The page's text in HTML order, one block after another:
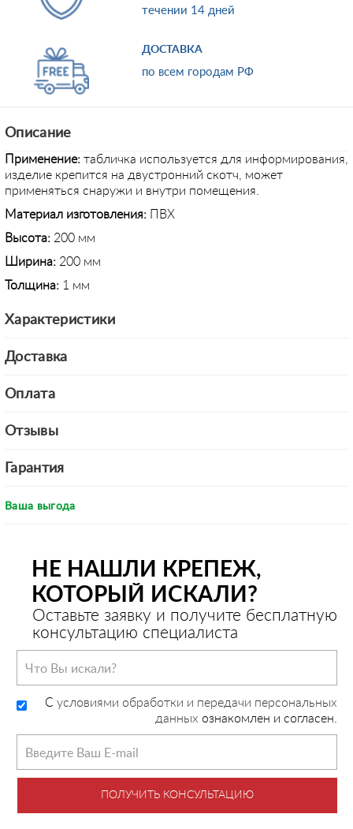
течении 14 дней
ДОСТАВКА
по всем городам РФ
Описание
Применение: табличка используется для информирования,
изделие крепится на двустронний скотч, может
применяться снаружи и внутри помещения.
Материал изготовления:
ПВХ
Высота: 200 мм
Ширина: 200 мм
Толщина: 1 мм
Характеристики
Доставка
Оплата
Отзывы
Гарантия
Ваша выгода
НЕ НАШЛИ КРЕПЕЖ,
КОТОРЫЙ ИСКАЛИ?
Оставьте заявку и получите бесплатную
консультацию специалиста
C условиями обработки и передачи персональных
данных ознакомлен и согласен.
ПОЛУЧИТЬ КОНСУЛЬТАЦИЮ